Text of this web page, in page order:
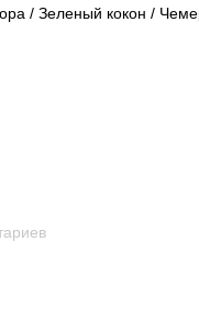
/ Зеленый кокон /